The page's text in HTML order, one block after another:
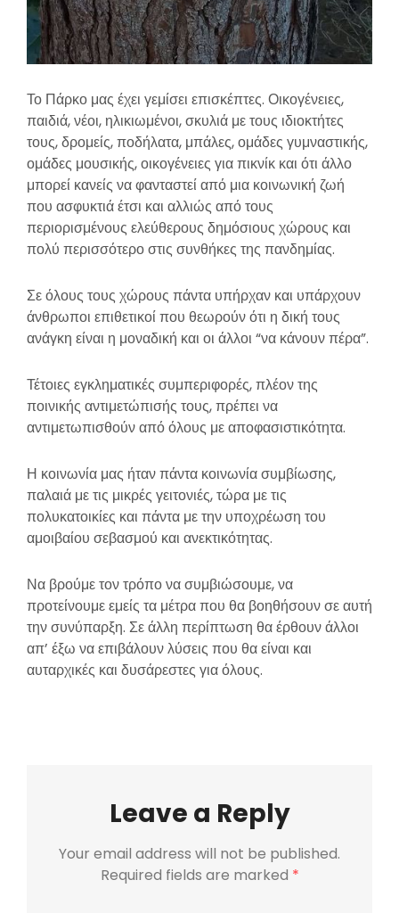
Το Πάρκο μας έχει γεμίσει επισκέπτες. Οικογένειες,
παιδιά, νέοι, ηλικιωμένοι, σκυλιά με τους ιδιοκτήτες
τους, δρομείς, ποδήλατα, μπάλες, ομάδες γυμναστικής,
ομάδες μουσικής, οικογένειες για πικνίκ και ότι άλλο
μπορεί κανείς να φανταστεί από μια κοινωνική ζωή
που ασφυκτιά έτσι και αλλιώς από τους
περιορισμένους ελεύθερους δημόσιους χώρους και
πολύ περισσότερο στις συνθήκες της πανδημίας.
Σε όλους τους χώρους πάντα υπήρχαν και υπάρχουν
άνθρωποι επιθετικοί που θεωρούν ότι η δική τους
ανάγκη είναι η μοναδική και οι άλλοι “να κάνουν πέρα”.
Τέτοιες εγκληματικές συμπεριφορές, πλέον της
ποινικής αντιμετώπισής τους, πρέπει να
αντιμετωπισθούν από όλους με αποφασιστικότητα.
Η κοινωνία μας ήταν πάντα κοινωνία συμβίωσης,
παλαιά με τις μικρές γειτονιές, τώρα με τις
πολυκατοικίες και πάντα με την υποχρέωση του
αμοιβαίου σεβασμού και ανεκτικότητας.
Να βρούμε τον τρόπο να συμβιώσουμε, να
προτείνουμε εμείς τα μέτρα που θα βοηθήσουν σε αυτή
την συνύπαρξη. Σε άλλη περίπτωση θα έρθουν άλλοι
απ’ έξω να επιβάλουν λύσεις που θα είναι και
αυταρχικές και δυσάρεστες για όλους.
Leave a Reply
Your email address will not be published.
Required fields are marked *